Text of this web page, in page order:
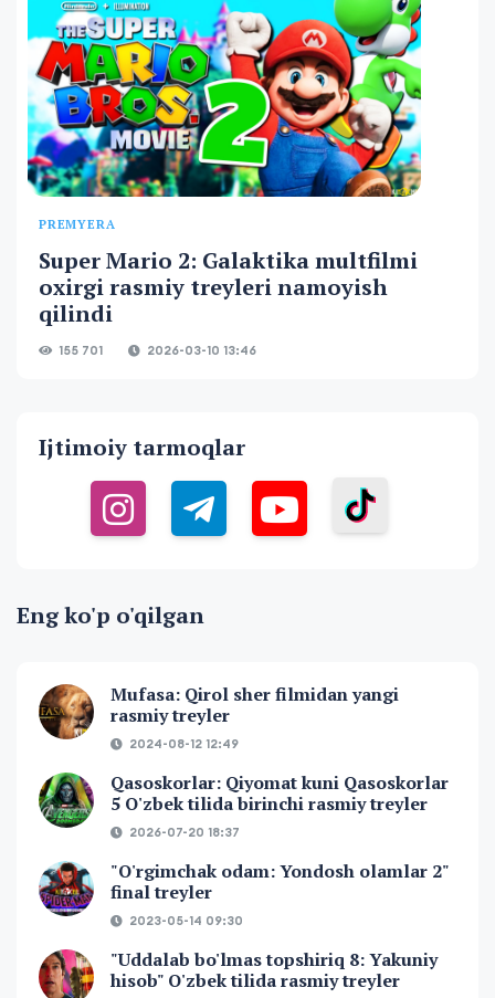
PREMYERA
Super Mario 2: Galaktika multfilmi
oxirgi rasmiy treyleri namoyish
qilindi
155 701 2026-03-10 13:46
Ijtimoiy tarmoqlar
Eng ko'p o'qilgan
Mufasa: Qirol sher filmidan yangi
rasmiy treyler
2024-08-12 12:49
Qasoskorlar: Qiyomat kuni Qasoskorlar
5 O'zbek tilida birinchi rasmiy treyler
2026-07-20 18:37
"O'rgimchak odam: Yondosh olamlar 2"
final treyler
2023-05-14 09:30
"Uddalab bo'lmas topshiriq 8: Yakuniy
hisob" O'zbek tilida rasmiy treyler